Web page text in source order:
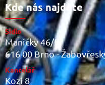
Kde nás najdete
Sídlo
Maničky 46/5
616 00 Brno -
Kancelář
Kozí 8